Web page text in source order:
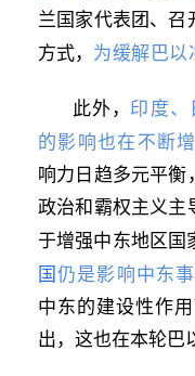
兰国家代表团、召
方式， 为缓解巴以
此外， 印度、
的影响也在不断
响力日趋多元平衡
政治和霸权主义主
于增强中东地区国
国仍是影响中东
中东的建设性作
出，这也在本轮巴